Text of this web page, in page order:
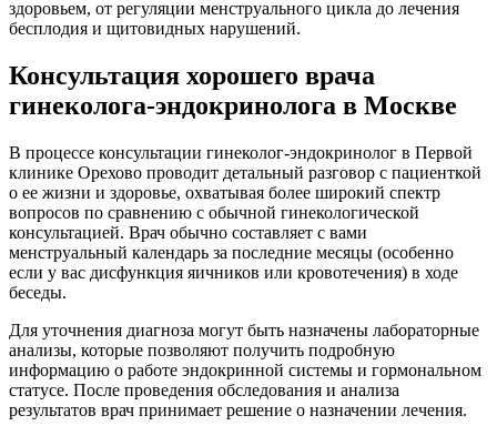
здоровьем, от регуляции менструального цикла до лечения
бесплодия и щитовидных нарушений.
Консультация хорошего врача
гинеколога-эндокринолога в Москве
В процессе консультации гинеколог-эндокринолог в Первой
клинике Орехово проводит детальный разговор с пациенткой
о ее жизни и здоровье, охватывая более широкий спектр
вопросов по сравнению с обычной гинекологической
консультацией. Врач обычно составляет с вами
менструальный календарь за последние месяцы (особенно
если у вас дисфункция яичников или кровотечения) в ходе
беседы.
Для уточнения диагноза могут быть назначены лабораторные
анализы, которые позволяют получить подробную
информацию о работе эндокринной системы и гормональном
статусе. После проведения обследования и анализа
результатов врач принимает решение о назначении лечения.